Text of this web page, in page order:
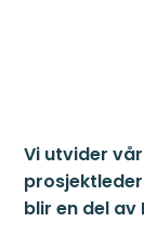
Vi utvider
blir en del av